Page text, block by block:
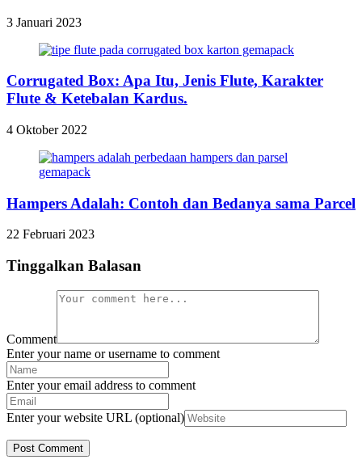
3 Januari 2023
Corrugated Box: Apa Itu, Jenis Flute, Karakter
Flute & Ketebalan Kardus.
4 Oktober 2022
Hampers Adalah: Contoh dan Bedanya sama Parcel
22 Februari 2023
Tinggalkan Balasan
Comment
Enter your name or username to comment
Enter your email address to comment
Enter your website URL (optional)